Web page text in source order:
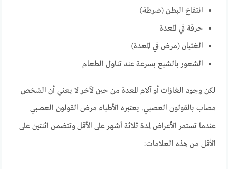
انتفاخ البطن (ضرطة)
حرقة في المعدة
الغثيان (مرض في المعدة)
الشعور بالشبع بسرعة عند تناول الطعام
لكن وجود الغازات أو آلام المعدة من حين لآخر لا يعني أن الشخص
مصاب بالقولون العصبي. يعتبره الأطباء مرض القولون العصبي
عندما تستمر الأعراض لمدة ثلاثة أشهر على الأقل وتتضمن اثنتين على
الأقل من هذه العلامات: